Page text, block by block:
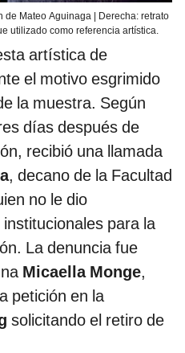
Mateo Aguinaga | Derecha: retrato
utilizado como referencia artística.
artística de
el motivo esgrimido
la muestra. Según
días después de
recibió una llamada
, decano de la Facultad
no le dio
para la
La denuncia fue
Micaella Monge,
petición en la
solicitando el retiro de